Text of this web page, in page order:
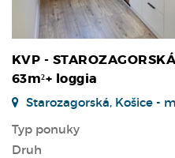
KVP -
63m²+ loggia
Starozagorská, Košice -
Typ ponuky
Druh